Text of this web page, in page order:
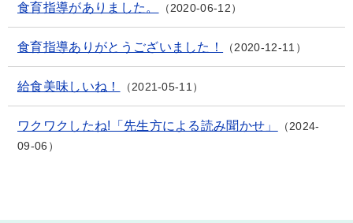
食育指導がありました。 2020-06-12
食育指導ありがとうございました！ 2020-12-11
給食美味しいね！ 2021-05-11
ワクワクしたね!「先生方による読み聞かせ」
2024-
09-06